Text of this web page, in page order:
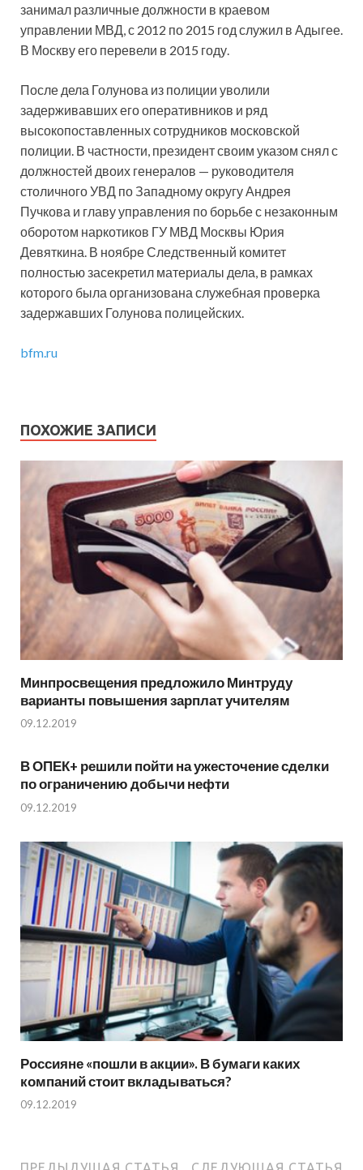
занимал различные должности в краевом
управлении МВД, с 2012 по 2015 год служил в Адыгее.
В Москву его перевели в 2015 году.
После дела Голунова из полиции уволили
задерживавших его оперативников и ряд
высокопоставленных сотрудников московской
полиции. В частности, президент своим указом снял с
должностей двоих генералов — руководителя
столичного УВД по Западному округу Андрея
Пучкова и главу управления по борьбе с незаконным
оборотом наркотиков ГУ МВД Москвы Юрия
Девяткина. В ноябре Следственный комитет
полностью засекретил материалы дела, в рамках
которого была организована служебная проверка
задержавших Голунова полицейских.
bfm.ru
ПОХОЖИЕ ЗАПИСИ
Минпросвещения предложило Минтруду
варианты повышения зарплат учителям
09.12.2019
В ОПЕК+ решили пойти на ужесточение сделки
по ограничению добычи нефти
09.12.2019
Россияне «пошли в акции». В бумаги каких
компаний стоит вкладываться?
09.12.2019